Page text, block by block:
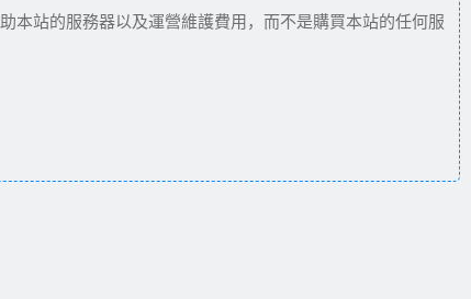
本站的服務器以及運營維護費用，而不是購買本站的任何服